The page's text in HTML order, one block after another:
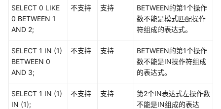
SELECT 0 LIKE
0 BETWEEN 1
AND 2;
不支持 支持
BETWEEN的第1个操作
数不能是模式匹配操作
符组成的表达式。
SELECT 1 IN (1)
BETWEEN 0
AND 3;
不支持 支持
BETWEEN的第1个操作
数不能是IN操作符组成
的表达式。
SELECT 1 IN (1)
IN (1);
不支持 支持
第2个IN表达式左操作数
不能是IN组成的表达